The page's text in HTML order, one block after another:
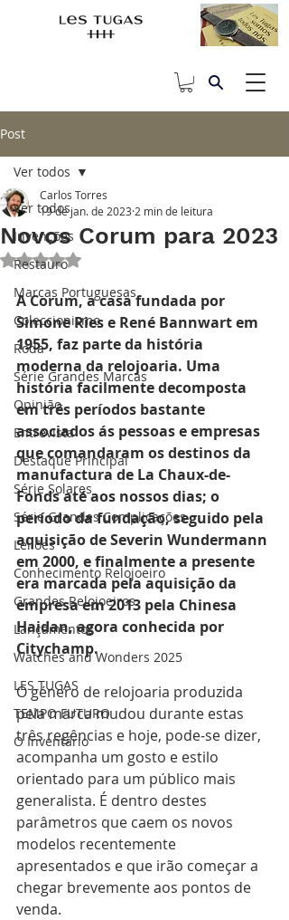
Post
Ver todos
Invenções
Restauro
Marcas Portuguesas
Coleccionismo
Roda
Série Grandes Marcas
Opinião
Entrevista
Destaque Principal
Série Solares
Série Grandes Complicações
Leilões
Conhecimento Relojoeiro
Grandes Relojoeiros
Lançamentos
Watches and Wonders 2025
LES TUGAS
TEMPO FUTURO
O Inventário
Ver todos
Novos Corum para 2023
Carlos Torres
19 de jan. de 2023 2 min de leitura
Avaliado com NaN de 5 estrelas.
A Corum, a casa fundada por
Simone Ries e René Bannwart em
1955, faz parte da história
moderna da relojoaria. Uma
história facilmente decomposta
em três períodos bastante
associados ás pessoas e empresas
que comandaram os destinos da
manufactura de La Chaux-de-
Fonds até aos nossos dias; o
período da fundação, seguido pela
aquisição de Severin Wundermann
em 2000, e finalmente a presente
era marcada pela aquisição da
empresa em 2013 pela Chinesa
Haidan, agora conhecida por
Citychamp.
O género de relojoaria produzida
pela marca mudou durante estas
três regências e hoje, pode-se dizer,
acompanha um gosto e estilo
orientado para um público mais
generalista. É dentro destes
parâmetros que caem os novos
modelos recentemente
apresentados e que irão começar a
chegar brevemente aos pontos de
venda.